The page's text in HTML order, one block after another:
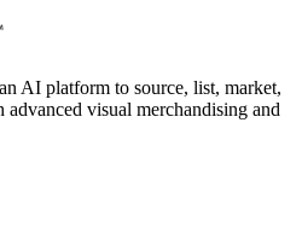
AI platform to source, list, market,
advanced visual merchandising and